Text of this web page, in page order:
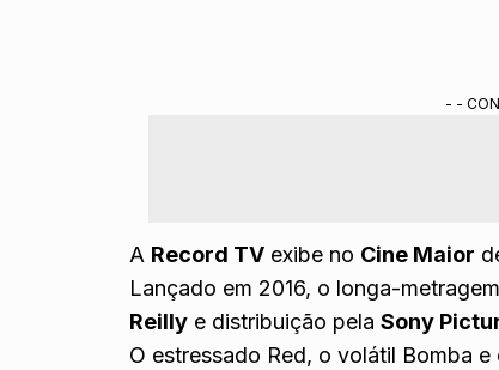
- -
A Record TV exibe no Cine Maior
Lançado em 2016, o longa-
Reilly e distribuição pelaSony
O estressado Red, o volátil Bomba